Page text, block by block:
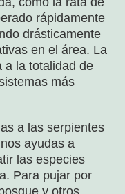
rápidamente
drásticamente
en el área. La
a la totalidad de
más
a las serpientes
ayudas a
las especies
Para pujar por
y otros